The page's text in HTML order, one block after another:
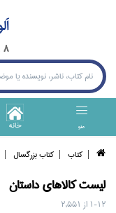
منو خانه
كتاب كتاب بزرگسال
ليست کالا‌هايداستان
1-12 از 2,551